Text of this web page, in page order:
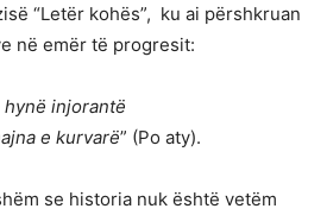
“Letër kohës”, ku ai përshkruan
në emër të progresit:
injorantë
e kurvarë” (Po aty).
se historia nuk është vetëm